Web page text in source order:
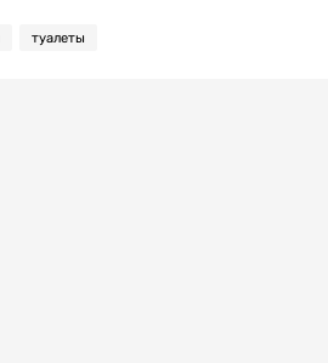
туалеты